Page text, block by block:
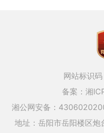
网站标识
备案：湘
湘公网安备：
地址：岳阳市岳阳楼区炮